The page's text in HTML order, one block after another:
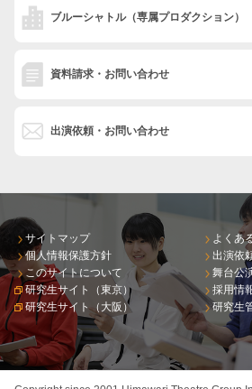
ブルーシャトル（専属プロダクション）
資料請求・お問い合わせ
出演依頼・お問い合わせ
サイトマップ
個人情報保護方針
このサイトについて
研究生サイト（東京）
研究生サイト（大阪）
よくあ
出演依
舞台公
採用情
研究生